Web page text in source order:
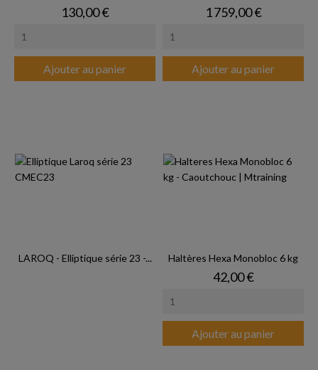
Prix
130,00 €
Ajouter au panier
Prix
1 759,00 €
Ajouter au panier
LAROQ - Elliptique série 23 -... Haltères Hexa Monobloc 6 kg
Prix
42,00 €
Ajouter au panier